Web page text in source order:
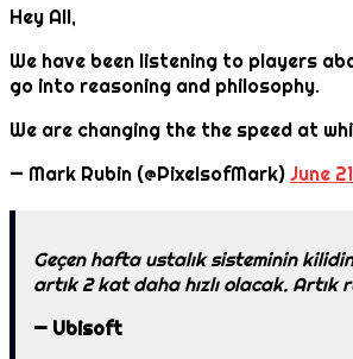
Hey All,
We have been listening to players
go into reasoning and philosophy.
We are changing the the speed at
— Mark Rubin (@PixelsofMark)June
Geçen hafta ustalık sisteminin
artık 2 kat daha hızlı olacak.
— Ubisoft